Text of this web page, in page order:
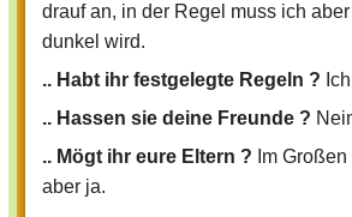
drauf an, in der Regel muss ich
dunkel wird.
.. Habt ihr festgelegte Regeln ?
.. Hassen sie deine Freunde ?
.. Mögt ihr eure Eltern ? Im
aber ja.